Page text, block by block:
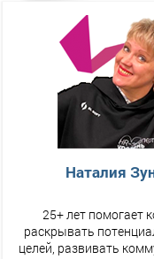
Наталия
25+ лет помогает
раскрывать
целей, развивать